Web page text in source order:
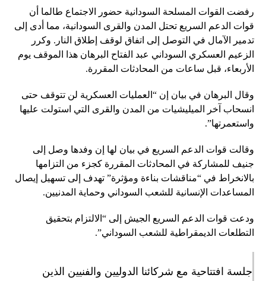
رفضت القوات المسلحة السودانية حضور الاجتماع طالما أن
قوات الدعم السريع تحتل المدن والقرى السودانية، مما أدى إلى
تدمير الآمال في التوصل إلى اتفاق لوقف إطلاق النار. وكرر
الزعيم العسكري السوداني عبد الفتاح البرهان هذا الموقف يوم
الأربعاء، قبل ساعات من المحادثات المقررة.
وقال البرهان في بيان إن “العمليات العسكرية لن تتوقف حتى
انسحاب آخر الميليشيات من المدن والقرى التي استولت عليها
واستعمرتها”.
وقالت قوات الدعم السريع في بيان لها إن وفدها وصل إلى
جنيف للمشاركة في المحادثات المقررة كجزء من التزامها
بالانخراط في “مناقشات بناءة ومؤثرة” تهدف إلى تسهيل إيصال
المساعدات الإنسانية للشعب السوداني وحماية المدنيين.
ودعت قوات الدعم السريع الجيش إلى “الالتزام بتحقيق
التطلعات الديمقراطية للشعب السوداني”.
جلسة افتتاحية مع شركائنا الدوليين والفنيين الذين